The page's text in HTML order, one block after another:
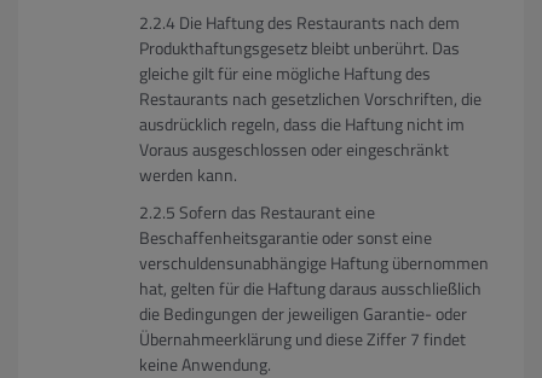
Die Haftung des Restaurants nach dem
Produkthaftungsgesetz bleibt unberührt. Das
gleiche gilt für eine mögliche Haftung des
Restaurants nach gesetzlichen Vorschriften, die
ausdrücklich regeln, dass die Haftung nicht im
Voraus ausgeschlossen oder eingeschränkt
werden kann.
Sofern das Restaurant eine
Beschaffenheitsgarantie oder sonst eine
verschuldensunabhängige Haftung übernommen
hat, gelten für die Haftung daraus ausschließlich
die Bedingungen der jeweiligen Garantie- oder
Übernahmeerklärung und diese Ziffer 7 findet
keine Anwendung.